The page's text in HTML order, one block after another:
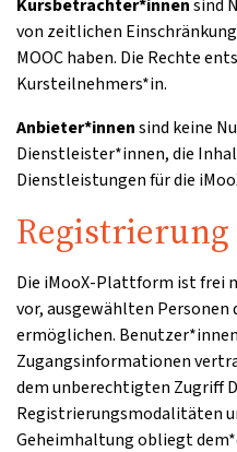
Kursbetrachter*innensind
von zeitlichen
MOOC haben. Die Rechte
Kursteilnehmers*in.
Anbieter*innensind keine
Dienstleister*innen, die
Dienstleistungen für die
Registrierung
Die iMooX-Plattform ist frei
vor, ausgewählten Personen
ermöglichen.
Zugangsinformationen
dem unberechtigten Zugriff
Registrierungsmodalitäten
Geheimhaltung obliegt